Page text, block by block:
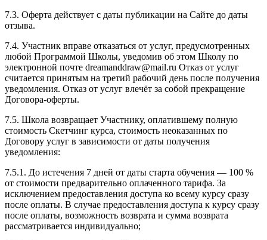
7.3. Оферта действует с даты публикации на Сайте до даты
отзыва.
7.4. Участник вправе отказаться от услуг, предусмотренных
любой Программой Школы, уведомив об этом Школу по
электронной почте dreamanddraw@mail.ru Отказ от услуг
считается принятым на третий рабочий день после получения
уведомления. Отказ от услуг влечёт за собой прекращение
Договора-оферты.
7.5. Школа возвращает Участнику, оплатившему полную
стоимость Скетчинг курса, стоимость неоказанных по
Договору услуг в зависимости от даты получения
уведомления:
7.5.1. До истечения 7 дней от даты старта обучения — 100 %
от стоимости предварительно оплаченного тарифа. За
исключением предоставления доступа ко всему курсу сразу
после оплаты. В случае предоставления доступа к курсу сразу
после оплаты, возможность возврата и сумма возврата
рассматривается индивидуально;